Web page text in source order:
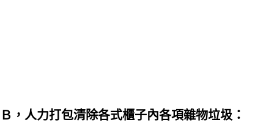
Ｂ，人力打包清除各式櫃子內各項雜物垃圾：